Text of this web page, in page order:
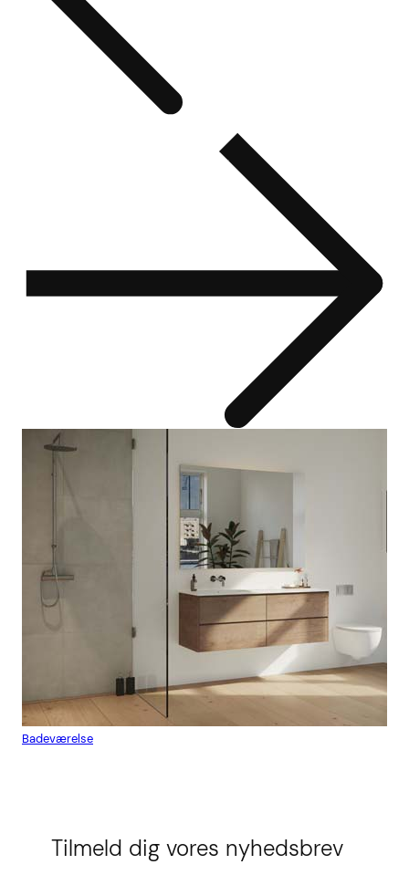
Badeværelse
Tilmeld dig vores nyhedsbrev